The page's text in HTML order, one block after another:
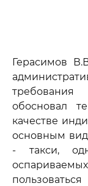
Герасимов
обосновал
качестве
основным
- такси,